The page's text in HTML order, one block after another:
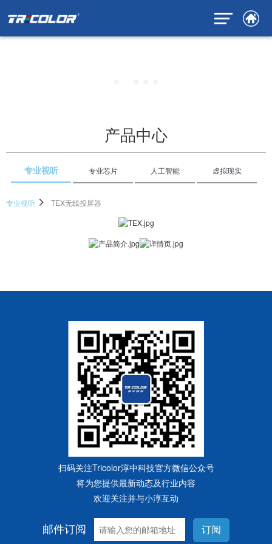
产品中心
专业视听 专业芯片 人工智能 虚拟现实
专业视听 TEX无线投屏器
扫码关注Tricolor淳中科技官方微信公众号
将为您提供最新动态及行业内容
欢迎关注并与小淳互动
邮件订阅 订阅